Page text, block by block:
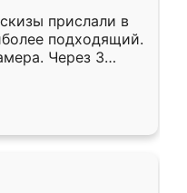
прислали в
подходящий.
Через 3
Остались
Ренессанс